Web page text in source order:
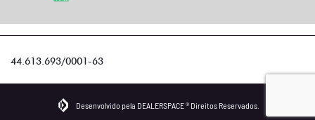
44.613.693/0001-63
Desenvolvido pela DEALERSPACE ® Direitos Reservados.